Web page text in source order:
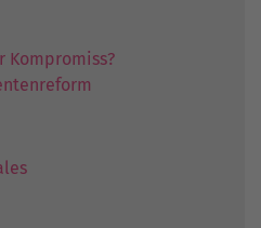
Kompromiss?